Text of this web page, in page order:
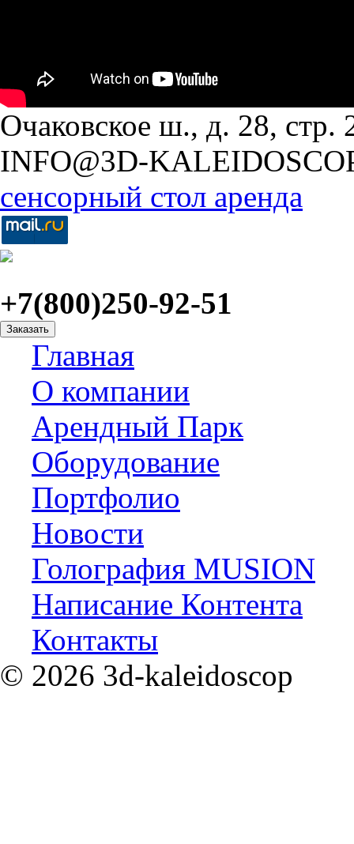
Очаковское ш., д. 28, стр.
INFO@3D-
сенсорный стол аренда
+7(800)250-92-51
Заказать
Главная
О компании
Арендный Парк
Оборудование
Портфолио
Новости
Голография MUSION
Написание Контента
Контакты
© 2026 3d-kaleidoscop